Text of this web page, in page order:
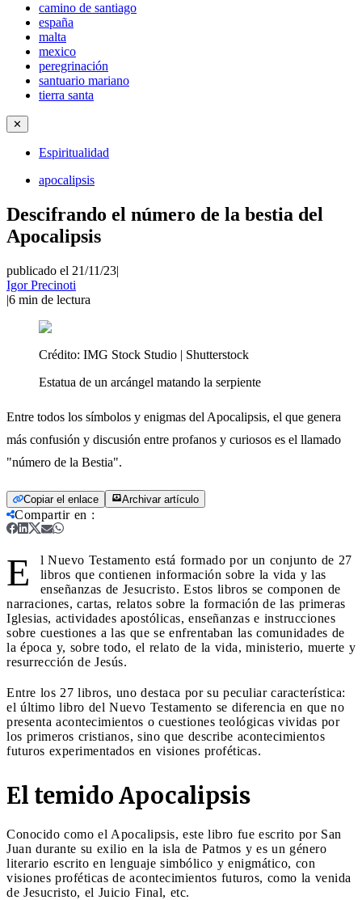
camino de santiago
españa
malta
mexico
peregrinación
santuario mariano
tierra santa
✕
Espiritualidad
apocalipsis
Descifrando el número de la bestia del
Apocalipsis
publicado el 21/11/23|
Igor Precinoti
|6 min de lectura
Crédito: IMG Stock Studio | Shutterstock
Estatua de un arcángel matando la serpiente
Entre todos los símbolos y enigmas del Apocalipsis, el que genera
más confusión y discusión entre profanos y curiosos es el llamado
"número de la Bestia".
Copiar el enlace Archivar artículo
Compartir en :
E
l Nuevo Testamento está formado por un conjunto de 27
libros que contienen información sobre la vida y las
enseñanzas de Jesucristo. Estos libros se componen de
narraciones, cartas, relatos sobre la formación de las primeras
Iglesias, actividades apostólicas, enseñanzas e instrucciones
sobre cuestiones a las que se enfrentaban las comunidades de
la época y, sobre todo, el relato de la vida, ministerio, muerte y
resurrección de Jesús.
Entre los 27 libros, uno destaca por su peculiar característica:
el último libro del Nuevo Testamento se diferencia en que no
presenta acontecimientos o cuestiones teológicas vividas por
los primeros cristianos, sino que describe acontecimientos
futuros experimentados en visiones proféticas.
El temido Apocalipsis
Conocido como el Apocalipsis, este libro fue escrito por San
Juan durante su exilio en la isla de Patmos y es un género
literario escrito en lenguaje simbólico y enigmático, con
visiones proféticas de acontecimientos futuros, como la venida
de Jesucristo, el Juicio Final, etc.